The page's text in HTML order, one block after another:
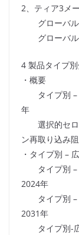
2、ティア3メ
グローバル
グローバル
4 製品タイプ
・概要
タイプ別 –
年
選択的セロ
ン再取り込み
・タイプ別 –
タイプ別 –
2024年
タイプ別 –
2031年
タイプ別-広